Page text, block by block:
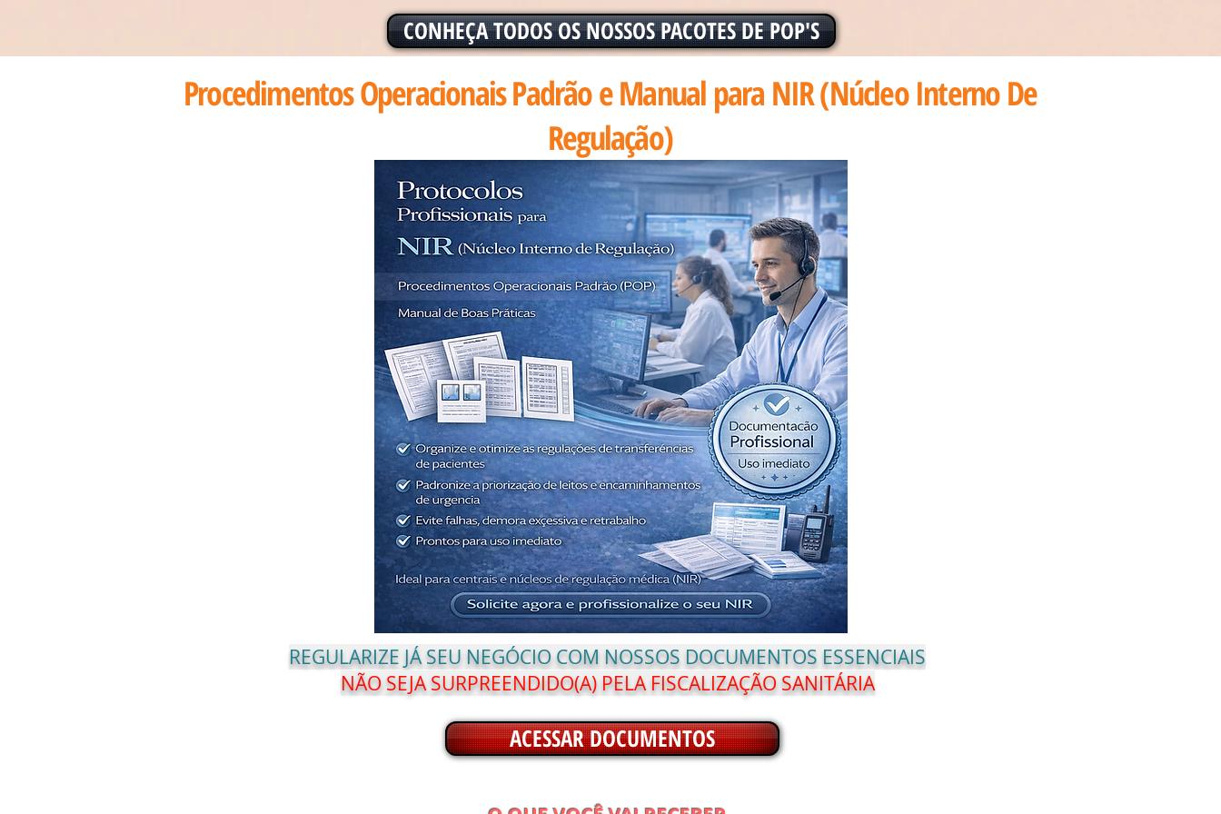
CONHEÇA TODOS OS NOSSOS PACOTES DE POP'S
Procedimentos Operacionais Padrão e Manual para NIR (Núcleo Interno De
Regulação)
REGULARIZE JÁ SEU NEGÓCIO COM NOSSOS DOCUMENTOS ESSENCIAIS
NÃO SEJA SURPREENDIDO(A) PELA FISCALIZAÇÃO SANITÁRIA
ACESSAR DOCUMENTOS